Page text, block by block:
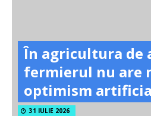
În agricultura de
fermierul nu are
optimism
31 IULIE 2026